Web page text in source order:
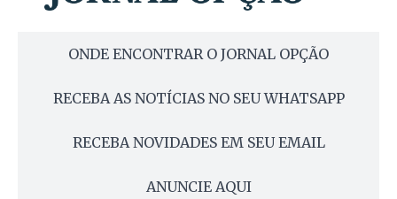
ONDE ENCONTRAR O JORNAL OPÇÃO
RECEBA AS NOTÍCIAS NO SEU WHATSAPP
RECEBA NOVIDADES EM SEU EMAIL
ANUNCIE AQUI